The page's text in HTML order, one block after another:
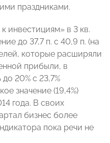
праздниками.
инвестициям» в 3 кв.
до 37,7 п. с 40,9 п. (на
которые расширяли
прибыли, в
20% с 23,7%
значение (19,4%)
года. В своих
бизнес более
пока речи не